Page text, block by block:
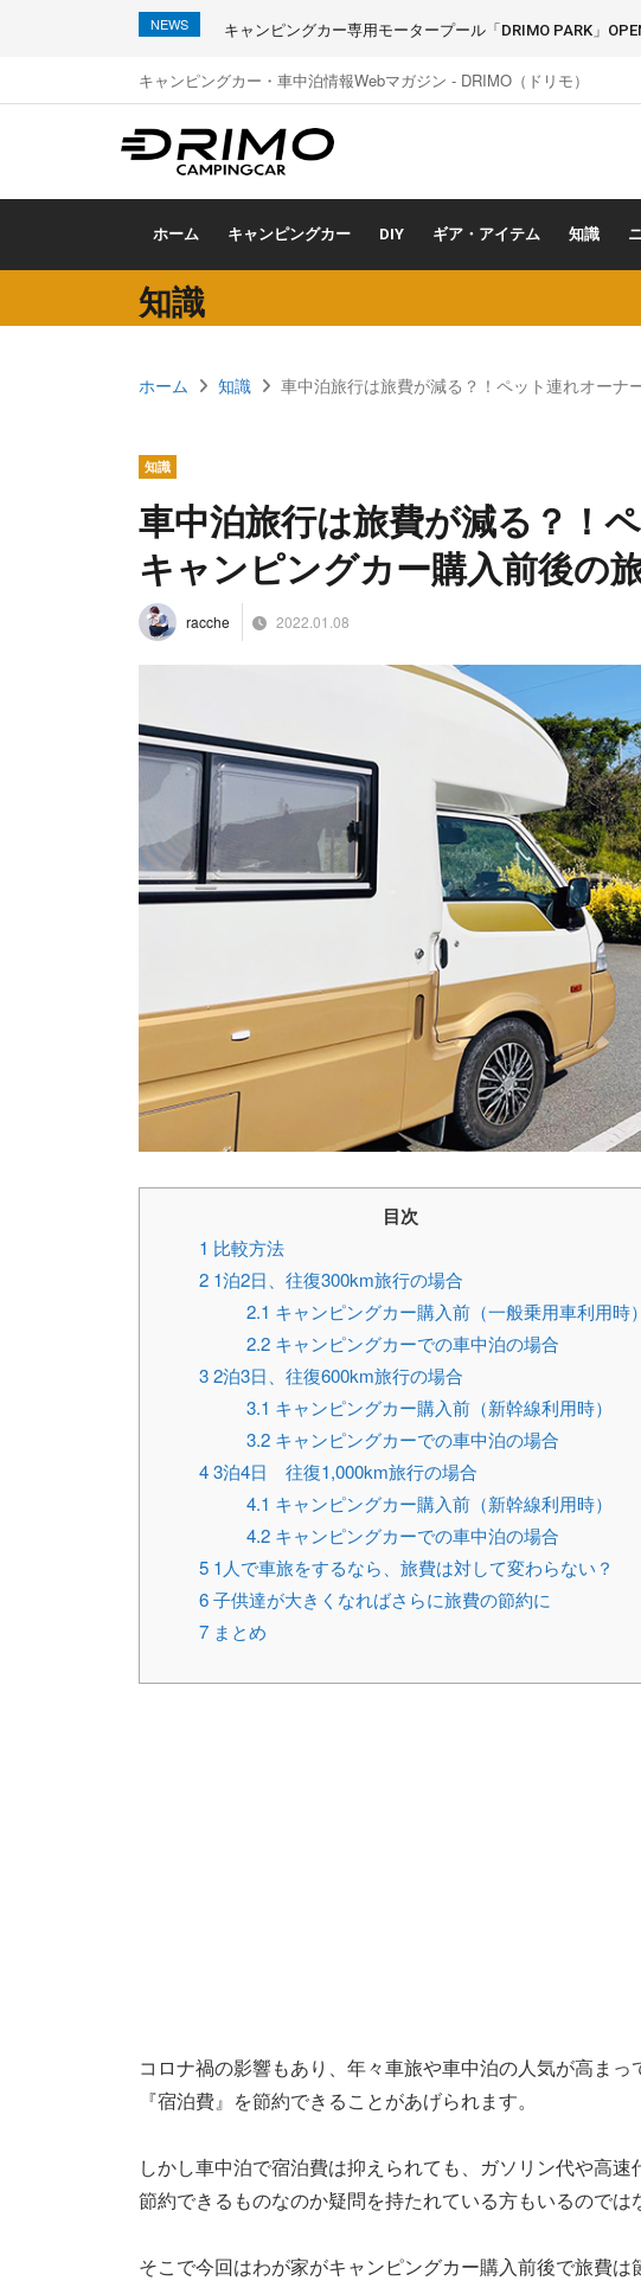
NEWS キャンピングカー専用モータープール「DRIMO PARK」
キャンピングカー・車中泊情報Webマガジン - DRIMO（ドリモ）
ホーム キャンピングカー DIY ギア・アイテム 知識
知識
ホーム 知識 車中泊旅行は旅費が減る？！ペット連れオーナ
知識
車中泊旅行は旅費が減る？！
キャンピングカー購入前後の
racche 2022.01.08
目次
1 比較方法
2 1泊2日、往復300km旅行の場合
2.1 キャンピングカー購入前（一般乗用車利用時）
2.2 キャンピングカーでの車中泊の場合
32泊3日、往復600km旅行の場合
3.1 キャンピングカー購入前（新幹線利用時）
3.2 キャンピングカーでの車中泊の場合
43泊4日 往復1,000km旅行の場合
4.1 キャンピングカー購入前（新幹線利用時）
4.2 キャンピングカーでの車中泊の場合
5 1人で車旅をするなら、旅費は対して変わらない？
6子供達が大きくなればさらに旅費の節約に
7 まとめ
コロナ禍の影響もあり、年々車旅や車中泊の人気が高ま
『宿泊費』を節約できることがあげられます。
しかし車中泊で宿泊費は抑えられても、ガソリン代や高
節約できるものなのか疑問を持たれている方もいるのでは
そこで今回はわが家がキャンピングカー購入前後で旅費